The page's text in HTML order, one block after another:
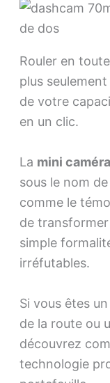
Rouler en
plus
de votre
en un clic.
La mini
sous le nom de
comme le
de
simple
irréfutables.
Si vous êtes
de la route ou
découvrez
technologie